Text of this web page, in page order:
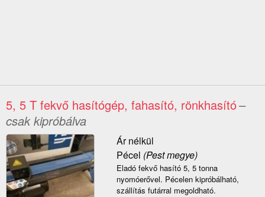
5, 5 T fekvő hasítógép, fahasító, rönkhasító–
csak kipróbálva
Ár nélkül
Pécel (Pest megye)
Eladó fekvő hasító 5, 5 tonna
nyomóerővel. Pécelen kipróbálható,
szállítás futárral megoldható.